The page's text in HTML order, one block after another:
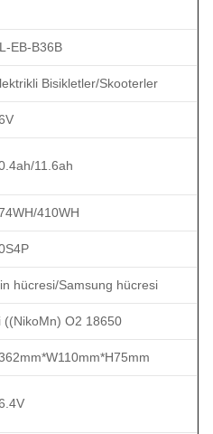
EB-B36B
Bisikletler/Skooterler
11.6ah
410WH
hücresi/Samsung hücresi
((NikoMn) O2 18650